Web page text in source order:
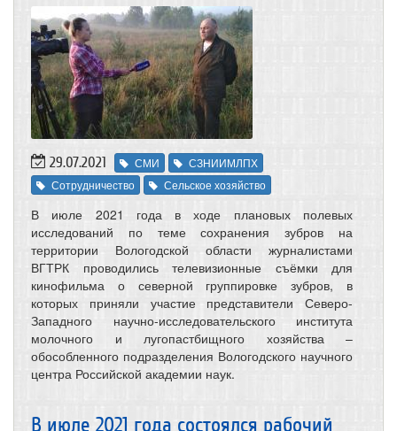
29.07.2021 СМИ
СЗНИИМЛПХ
Сотрудничество
Сельское хозяйство
В июле 2021 года в ходе плановых полевых
исследований по теме сохранения зубров на
территории Вологодской области журналистами
ВГТРК проводились телевизионные съёмки для
кинофильма о северной группировке зубров, в
которых приняли участие представители Северо-
Западного научно-исследовательского института
молочного и лугопастбищного хозяйства –
обособленного подразделения Вологодского научного
центра Российской академии наук.
В июле 2021 года состоялся рабочий